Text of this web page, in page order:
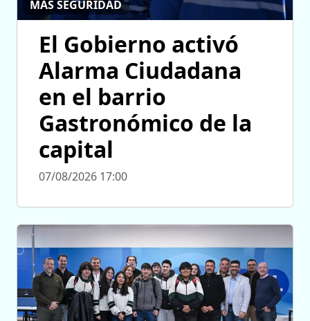
MÁS SEGURIDAD
El Gobierno activó
Alarma Ciudadana
en el barrio
Gastronómico de la
capital
07/08/2026 17:00